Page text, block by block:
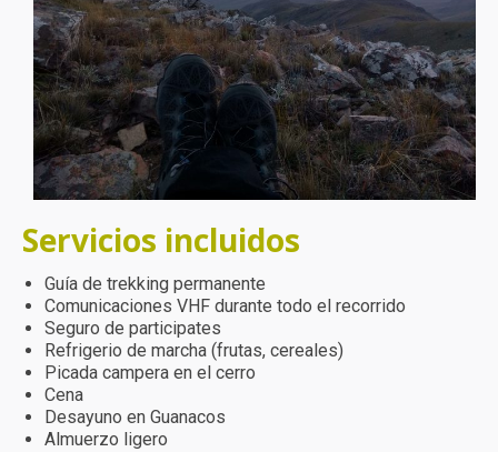
Servicios incluidos
Guía de trekking permanente
Comunicaciones VHF durante todo el recorrido
Seguro de participates
Refrigerio de marcha (frutas, cereales)
Picada campera en el cerro
Cena
Desayuno en Guanacos
Almuerzo ligero